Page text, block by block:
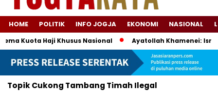
HOME POLITIK INFO JOGJA EKONOMI NASIONAL
Kuota Haji Khusus Nasional Ayatollah Khamenei:
TopikCukong Tambang Timah Ilegal